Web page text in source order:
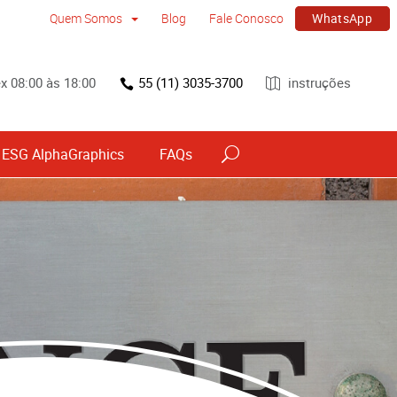
Quem Somos Blog Fale Conosco WhatsApp
08:00 às 18:00 55 (11) 3035-3700 instruções
ESG AlphaGraphics FAQs